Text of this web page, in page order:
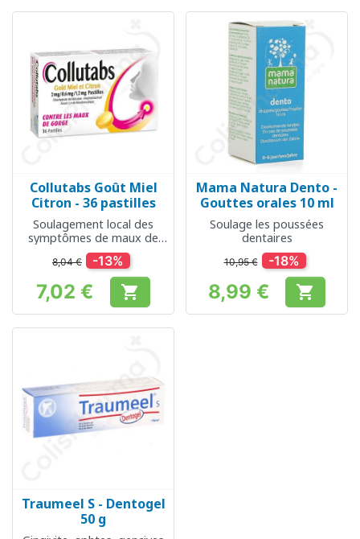
Collutabs Goût Miel
Citron - 36 pastilles
Soulagement local des
symptômes de maux de
gorge
8,04 € -13%
Prix
7,02 € 
Mama Natura Dento -
Gouttes orales 10 ml
Soulage les poussées
dentaires
10,95 € -18%
Prix
8,99 € 
Traumeel S - Dentogel
50 g